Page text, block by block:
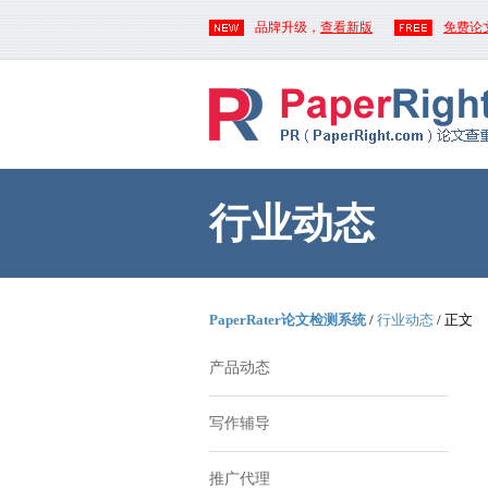
品牌升级， 查看新版 免费论
行业动态
PaperRater论文检测系统/ 行业动态 / 正文
产品动态
写作辅导
推广代理